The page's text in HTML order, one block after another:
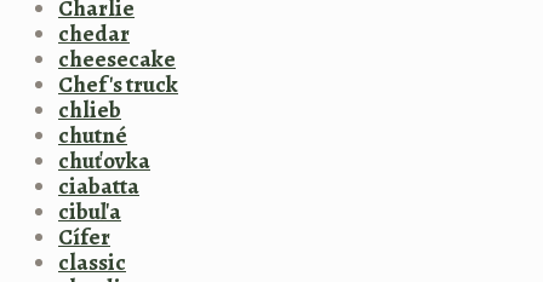
Charlie
chedar
cheesecake
Chef's truck
chlieb
chutné
chuťovka
ciabatta
cibuľa
Cífer
classic